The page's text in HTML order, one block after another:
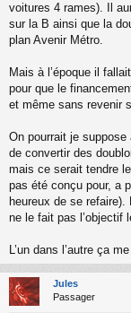
voitures 4 rames). Il
sur la B ainsi que la
plan Avenir Métro.
Mais à l’époque il
pour que le
et même sans revenir
On pourrait je
de convertir des
mais ce serait tendre
pas été conçu pour, a
heureux de se
ne le fait pas l’objectif
L’un dans l’autre ça
Jules
Passager